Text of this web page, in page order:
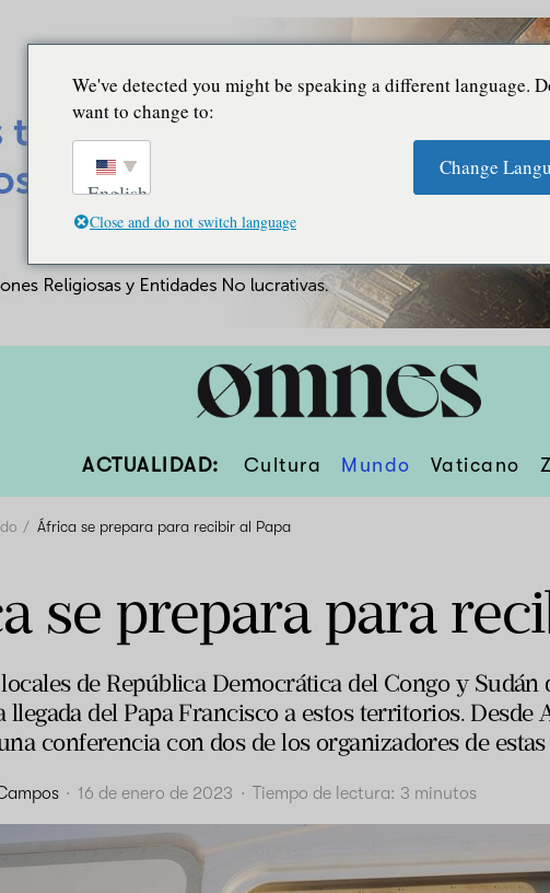
ACTUALIDAD: Cultura Mundo Vaticano
África se prepara para recibir al Papa
se prepara para
de República Democrática del Congo y
llegada del Papa Francisco a estos territorios. Desde
conferencia con dos de los organizadores de
· 16 de enero de 2023 · Tiempo de lectura: 3 minutos
We've detected you might be speaking a different language.
want to change to:
English
Change
Close and do not switch language